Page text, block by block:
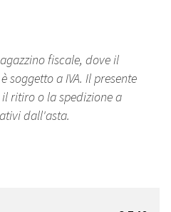
fiscale, dove il
soggetto a IVA. Il presente
ritiro o la spedizione a
dall'asta.